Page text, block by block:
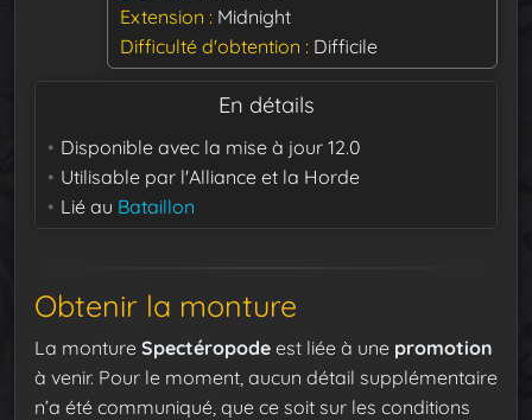
Extension
Midnight
Difficulté d'obtention
Difficile
En détails
Disponible avec la mise à jour 12.0
Utilisable par l'Alliance et la Horde
Lié au Bataillon
Obtenir la monture
La monture Spectéropode est liée à une promotion
à venir. Pour le moment, aucun détail supplémentaire
n’a été communiqué, que ce soit sur les conditions